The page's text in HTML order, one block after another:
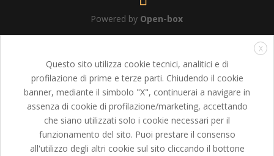
Powered by Open-box
X
Questo sito utilizza cookie tecnici, analitici e di
profilazione di prime e terze parti. Chiudendo il cookie
banner, mediante il simbolo "X", continuerai a navigare in
assenza di cookie di profilazione/marketing, accettando
che siano utilizzati solo i cookie necessari per il
funzionamento del sito. Puoi prestare il consenso
all'utilizzo degli altri cookie sul sito cliccando il bottone